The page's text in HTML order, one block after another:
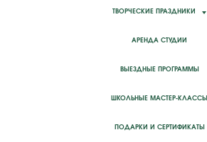
ТВОРЧЕСКИЕ ПРАЗДНИКИ
АРЕНДА СТУДИИ
ВЫЕЗДНЫЕ ПРОГРАММЫ
ШКОЛЬНЫЕ МАСТЕР-КЛАССЫ
ПОДАРКИ И СЕРТИФИКАТЫ